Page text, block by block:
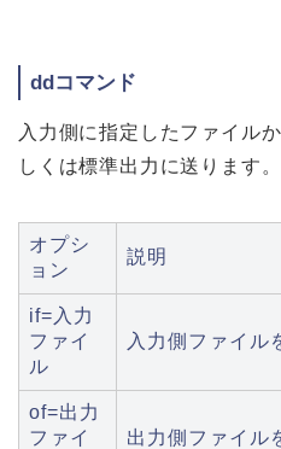
ddコマンド
入力側に指定したファイル
しくは標準出力に送ります。
オプシ
ョン
説明
if=入力
ファイ
ル
入力側ファイル
of=出力
ファイ
出力側ファイル